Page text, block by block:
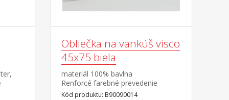
Obliečka na vankúš visco
45x75 biela
materiál 100% bavlna
Renforcé farebné prevedenie
biela prateľný do 60 °C
Kód produktu: B90090014